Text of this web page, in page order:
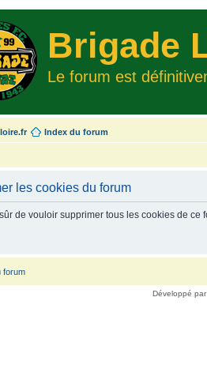
Brigade
Le forum est
Index du forum
les cookies du forum
de vouloir supprimer tous les cookies de ce
forum
Développé